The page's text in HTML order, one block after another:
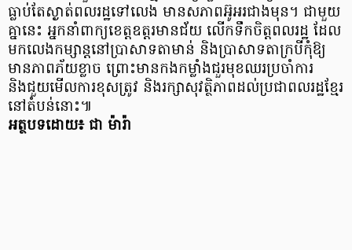
ធ្លាប់តែស្ងាត់ពលរដ្ឋទៅលេង មានសភាពអ៊ូអរជាងមុន។ ជាមួយ
គ្នានេះ អ្នកនាំពាក្យខេត្តឧត្តរមានជ័យ លើកទឹកចិត្តពលរដ្ឋ ដែល
មកលេងកម្សាន្តនៅប្រាសាទតាមាន់ និងប្រាសាទតាក្របីកុំឱ្យ
មានភាពភ័យខ្លាច ព្រោះមានកងកម្លាំងជួរមុខឈរប្រចាំការ
និងជួយមើលការខុសត្រូវ និងរក្សាសុវត្ថិភាពដល់ប្រជាពលរដ្ឋខ្មែរ
នៅតំបន់នោះ៕
អត្ថបទដោយ៖ ជា ម៉ារ៉ា